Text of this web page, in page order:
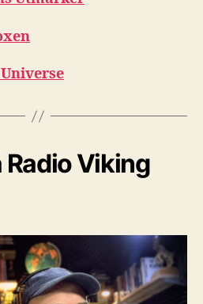
Radio Viking